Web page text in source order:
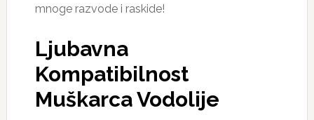
mnoge razvode i raskide!
Ljubavna
Kompatibilnost
Muškarca Vodolije